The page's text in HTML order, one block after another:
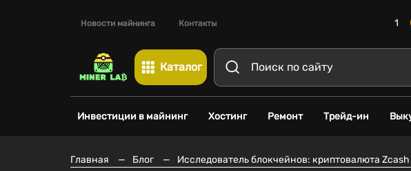
Новости майнинга Контакты 1
Каталог
Инвестиции в майнинг Хостинг Ремонт Трейд-ин
Главная — Блог — Исследователь блокчейнов: криптовалюта